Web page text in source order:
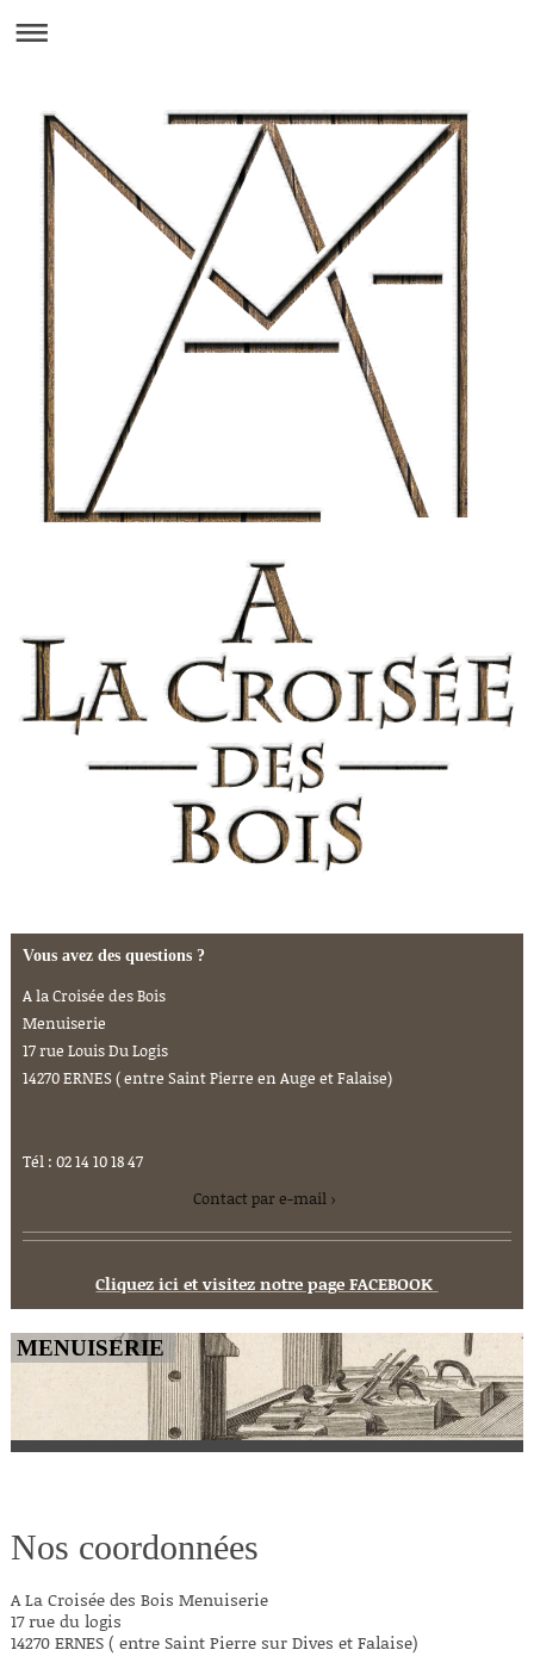
Vous avez des questions ?
A la Croisée des Bois
Menuiserie
17 rue Louis Du Logis
14270 ERNES ( entre Saint Pierre en Auge et Falaise)
Tél : 02 14 10 18 47
Contact par e-mail
Cliquez ici et visitez notre page FACEBOOK
MENUISERIE
Nos coordonnées
A La Croisée des Bois Menuiserie
17 rue du logis
14270 ERNES ( entre Saint Pierre sur Dives et Falaise)